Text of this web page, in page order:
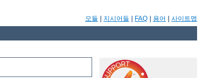
모듈 지시어들 FAQ 용어 사이트맵